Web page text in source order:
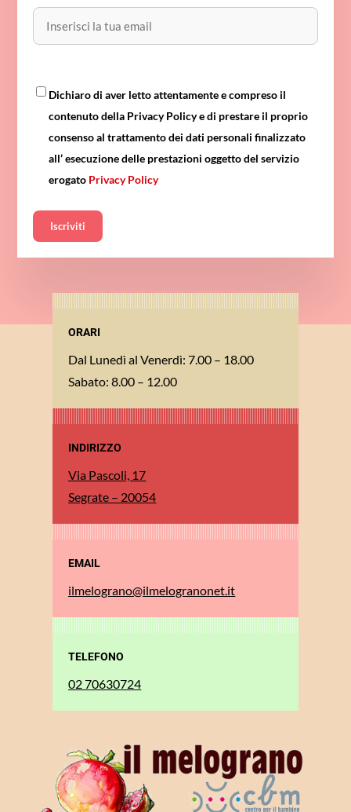
Dichiaro di aver letto attentamente e compreso il
contenuto della Privacy Policy e di prestare il proprio
consenso al trattamento dei dati personali finalizzato
all’ esecuzione delle prestazioni oggetto del servizio
erogato Privacy Policy
Iscriviti
ORARI
Dal Lunedì al Venerdì: 7.00 – 18.00
Sabato: 8.00 – 12.00
INDIRIZZO
Via Pascoli, 17
Segrate – 20054
EMAIL
ilmelograno@ilmelogranonet.it
TELEFONO
02 70630724